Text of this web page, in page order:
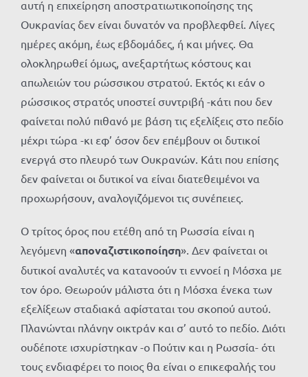
αυτή η επιχείρηση αποστρατιωτικοποίησης της
Ουκρανίας δεν είναι δυνατόν να προβλεφθεί. Λίγες
ημέρες ακόμη, έως εβδομάδες, ή και μήνες. Θα
ολοκληρωθεί όμως, ανεξαρτήτως κόστους και
απωλειών του ρώσσικου στρατού. Εκτός κι εάν ο
ρώσσικος στρατός υποστεί συντριβή -κάτι που δεν
φαίνεται πολύ πιθανό με βάση τις εξελίξεις στο πεδίο
μέχρι τώρα -κι εφ’ όσον δεν επέμβουν οι δυτικοί
ενεργά στο πλευρό των Ουκρανών. Κάτι που επίσης
δεν φαίνεται οι δυτικοί να είναι διατεθειμένοι να
προχωρήσουν, αναλογιζόμενοι τις συνέπειες.
Ο τρίτος όρος που ετέθη από τη Ρωσσία είναι η
λεγόμενη «αποναζιστικοποίηση». Δεν φαίνεται οι
δυτικοί αναλυτές να κατανοούν τι εννοεί η Μόσχα με
τον όρο. Θεωρούν μάλιστα ότι η Μόσχα ένεκα των
εξελίξεων σταδιακά αφίσταται του σκοπού αυτού.
Πλανώνται πλάνην οικτράν και σ’ αυτό το πεδίο. Διότι
ουδέποτε ισχυρίστηκαν -ο Πούτιν και η Ρωσσία- ότι
τους ενδιαφέρει το ποιος θα είναι ο επικεφαλής του